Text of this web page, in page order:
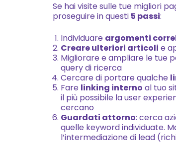
Se hai visite sulle tue migliori
proseguire in questi 5 passi:
Individuare argomenti
Creare ulteriori articoli e
Migliorare e ampliare le tue
query di ricerca
Cercare di portare qualche
Fare linking interno al tuo
il più possibile la user
cercano
Guardati attorno: cerca
quelle keyword individuate.
l’intermediazione di lead